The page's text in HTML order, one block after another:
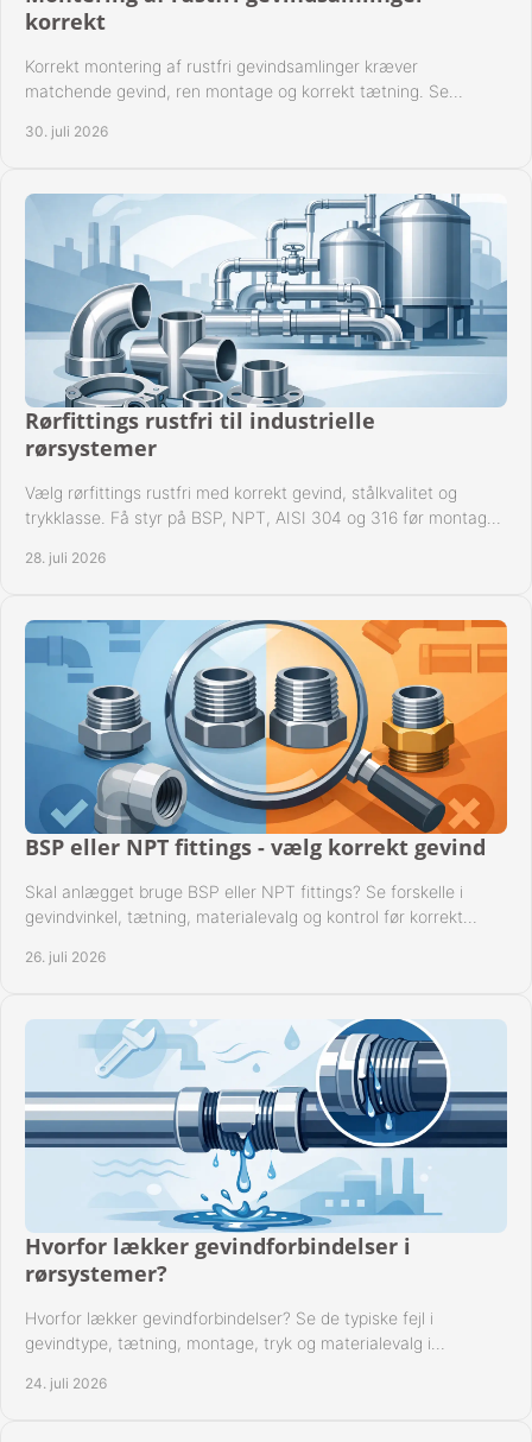
korrekt
Korrekt montering af rustfri gevindsamlinger kræver
matchende gevind, ren montage og korrekt tætning. Se
30. juli 2026
Rørfittings rustfri til industrielle
rørsystemer
Vælg rørfittings rustfri med korrekt gevind, stålkvalitet og
trykklasse. Få styr på BSP, NPT, AISI 304 og 316 før montage
28. juli 2026
BSP eller NPT fittings - vælg korrekt gevind
Skal anlægget bruge BSP eller NPT fittings? Se forskelle i
gevindvinkel, tætning, materialevalg og kontrol før korrekt
26. juli 2026
Hvorfor lækker gevindforbindelser i
rørsystemer?
Hvorfor lækker gevindforbindelser? Se de typiske fejl i
gevindtype, tætning, montage, tryk og materialevalg i
24. juli 2026